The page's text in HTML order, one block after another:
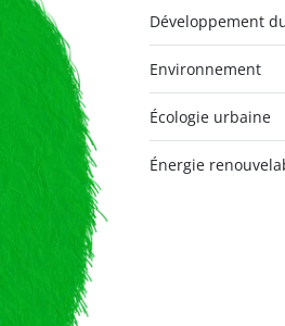
Développement
Environnement
Écologie urbaine
Énergie